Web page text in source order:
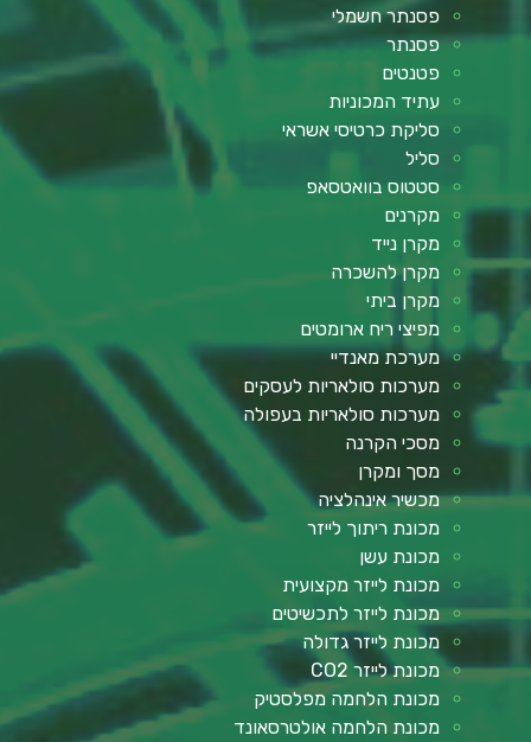
פסנתר חשמלי
פסנתר
פטנטים
עתיד המכוניות
סליקת כרטיסי אשראי
סליל
סטטוס בוואטסאפ
מקרנים
מקרן נייד
מקרן להשכרה
מקרן ביתי
מפיצי ריח ארומטים
מערכת מאנדיי
מערכות סולאריות לעסקים
מערכות סולאריות בעפולה
מסכי הקרנה
מסך ומקרן
מכשיר אינהלציה
מכונת ריתוך לייזר
מכונת עשן
מכונת לייזר מקצועית
מכונת לייזר לתכשיטים
מכונת לייזר גדולה
מכונת לייזר CO2
מכונת הלחמה מפלסטיק
מכונת הלחמה אולטרסאונד